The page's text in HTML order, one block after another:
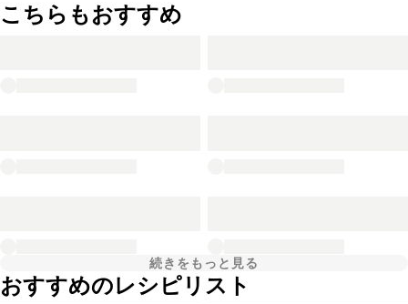
こちらもおすすめ
続きをもっと見る
おすすめのレシピリスト